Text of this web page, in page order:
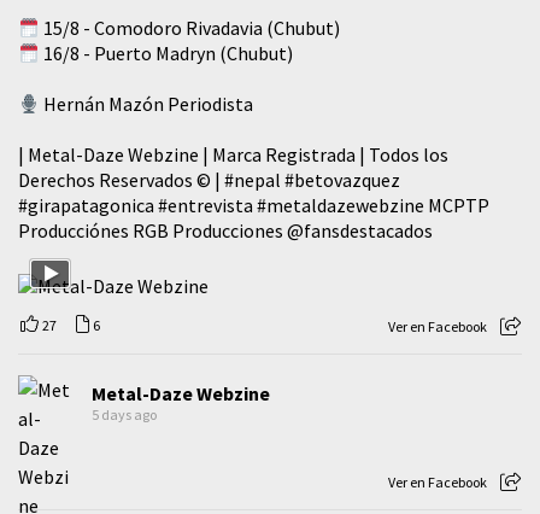
15/8 - Comodoro Rivadavia (Chubut)
16/8 - Puerto Madryn (Chubut)
Hernán Mazón Periodista
| Metal-Daze Webzine | Marca Registrada | Todos los
Derechos Reservados © | #nepal #betovazquez
#girapatagonica #entrevista #metaldazewebzine MCPTP
Producciónes RGB Producciones @fansdestacados
27 6 Ver en Facebook
Metal-Daze Webzine
5 days ago
Ver en Facebook